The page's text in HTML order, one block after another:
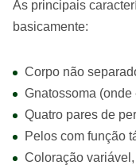
As principais
basicamente:
Corpo não
Gnatossoma (onde
Quatro pares de
Pelos com função
Coloração